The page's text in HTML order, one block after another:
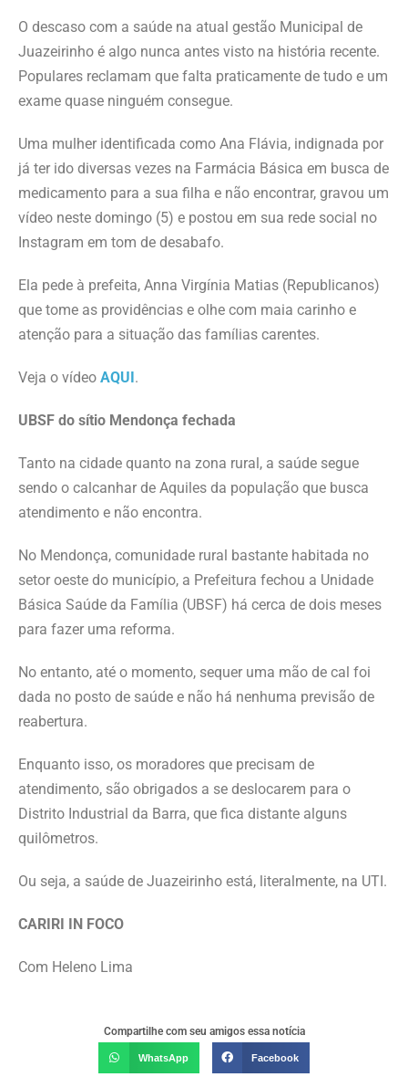
O descaso com a saúde na atual gestão Municipal de
Juazeirinho é algo nunca antes visto na história recente.
Populares reclamam que falta praticamente de tudo e um
exame quase ninguém consegue.
Uma mulher identificada como Ana Flávia, indignada por
já ter ido diversas vezes na Farmácia Básica em busca de
medicamento para a sua filha e não encontrar, gravou um
vídeo neste domingo (5) e postou em sua rede social no
Instagram em tom de desabafo.
Ela pede à prefeita, Anna Virgínia Matias (Republicanos)
que tome as providências e olhe com maia carinho e
atenção para a situação das famílias carentes.
Veja o vídeo AQUI .
UBSF do sítio Mendonça fechada
Tanto na cidade quanto na zona rural, a saúde segue
sendo o calcanhar de Aquiles da população que busca
atendimento e não encontra.
No Mendonça, comunidade rural bastante habitada no
setor oeste do município, a Prefeitura fechou a Unidade
Básica Saúde da Família (UBSF) há cerca de dois meses
para fazer uma reforma.
No entanto, até o momento, sequer uma mão de cal foi
dada no posto de saúde e não há nenhuma previsão de
reabertura.
Enquanto isso, os moradores que precisam de
atendimento, são obrigados a se deslocarem para o
Distrito Industrial da Barra, que fica distante alguns
quilômetros.
Ou seja, a saúde de Juazeirinho está, literalmente, na UTI.
CARIRI IN FOCO
Com Heleno Lima
Compartilhe com seu amigos essa notícia
WhatsApp Facebook